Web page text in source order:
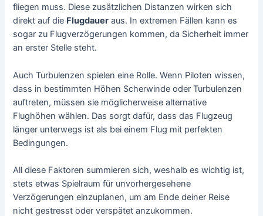
fliegen muss. Diese zusätzlichen Distanzen wirken sich
direkt auf die Flugdauer aus. In extremen Fällen kann es
sogar zu Flugverzögerungen kommen, da Sicherheit immer
an erster Stelle steht.
Auch Turbulenzen spielen eine Rolle. Wenn Piloten wissen,
dass in bestimmten Höhen Scherwinde oder Turbulenzen
auftreten, müssen sie möglicherweise alternative
Flughöhen wählen. Das sorgt dafür, dass das Flugzeug
länger unterwegs ist als bei einem Flug mit perfekten
Bedingungen.
All diese Faktoren summieren sich, weshalb es wichtig ist,
stets etwas Spielraum für unvorhergesehene
Verzögerungen einzuplanen, um am Ende deiner Reise
nicht gestresst oder verspätet anzukommen.